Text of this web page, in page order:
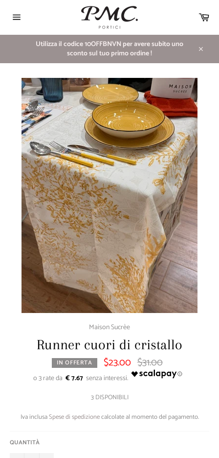
direttamente
contenuti
del
Utilizza il codice 10OFFBNVN per avere subito uno
sconto sul tuo primo ordine !
Maison Sucrèe
Runner cuori di cristallo
IN OFFERTA $23.00 Prezzo
di
listino
$31.00
€ 7.67
3 DISPONIBILI
Iva inclusaSpese di spedizionecalcolate al momento del pagamento.
QUANTITÀ